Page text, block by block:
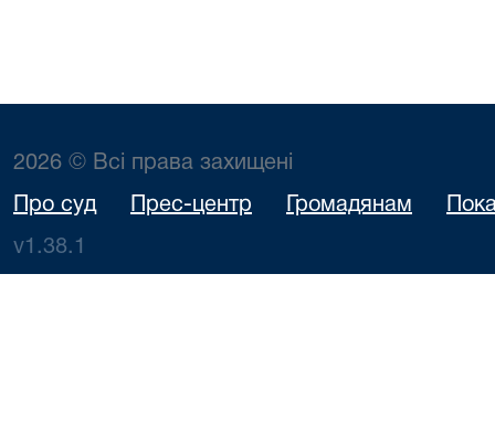
2026 © Всі права захищені
Про суд Прес-центр Громадянам
v1.38.1